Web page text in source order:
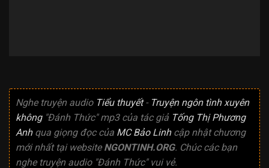
Nghe truyện audio Tiểu thuyết- Truyện ngôn tình xuyên
không"Đánh Thức" mp3 của tác giả Tống Thị Phương
Anhqua giọng đọc của MC Bảo Linhcập nhật chương
mới nhất tại website NGONTINH.ORG. Chúc các bạn
nghe truyện audio "Đánh Thức" vui vẻ.